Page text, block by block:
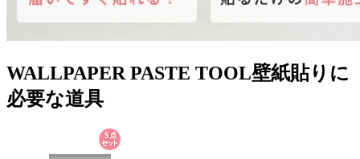
WALLPAPER PASTE TOOL壁紙貼りに
必要な道具